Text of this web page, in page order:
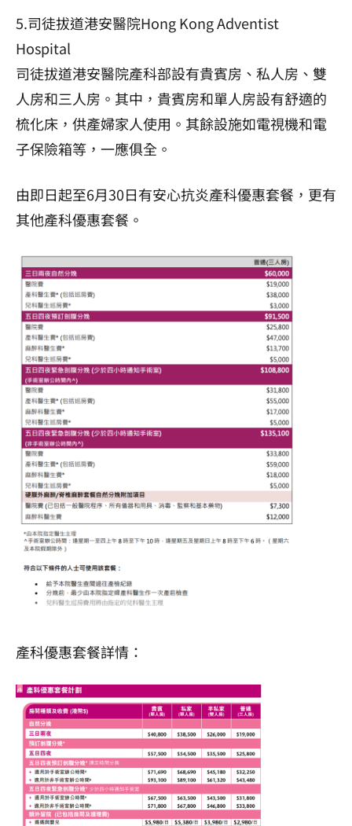
5.司徒拔道港安醫院Hong Kong Adventist
Hospital
司徒拔道港安醫院產科部設有貴賓房、私人房、雙
人房和三人房。其中，貴賓房和單人房設有舒適的
梳化床，供產婦家人使用。其餘設施如電視機和電
子保險箱等，一應俱全。
由即日起至6月30日有安心抗炎產科優惠套餐，更有
其他產科優惠套餐。
產科優惠套餐詳情：